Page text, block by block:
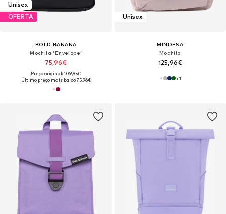
Unisex
OFERTA
BOLD BANANA
Mochila 'Envelope'
75,96€
Preço original: 109,95€
Último preço mais baixo:75,96€
Unisex
MINDESA
Mochila
125,96€
+1